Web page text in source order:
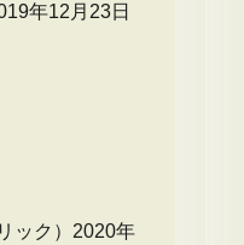
年12月23日
ック）2020年